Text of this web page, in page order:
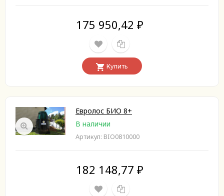
175 950,42 ₽
Купить
Евролос БИО 8+
В наличии
Артикул: BIO0810000
182 148,77 ₽